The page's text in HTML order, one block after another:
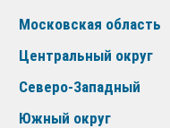
Московская область
Центральный округ
Северо-Западный
Южный округ